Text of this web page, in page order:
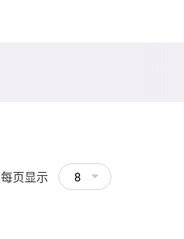
每页显示 8